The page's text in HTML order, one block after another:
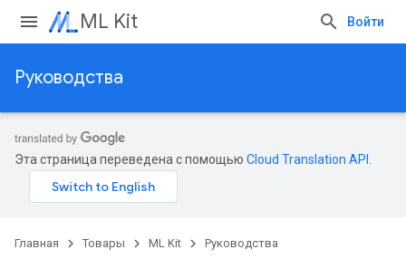
ML Kit Войти
Руководства
Эта страница переведена с помощью Cloud Translation API
Главная Товары ML Kit Руководства